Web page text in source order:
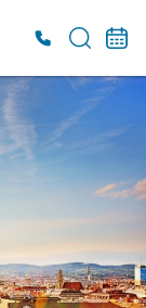
Sie sich an